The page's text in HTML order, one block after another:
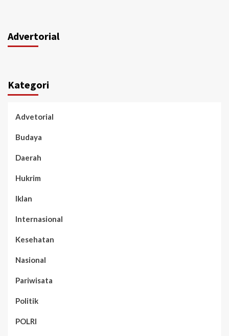
Advertorial
Kategori
Advetorial
Budaya
Daerah
Hukrim
Iklan
Internasional
Kesehatan
Nasional
Pariwisata
Politik
POLRI